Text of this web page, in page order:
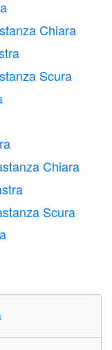
Chiara
Scura
Chiara
Scura